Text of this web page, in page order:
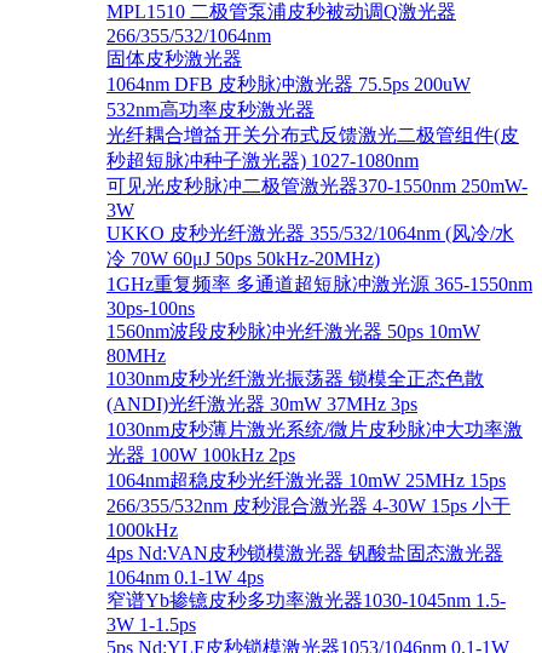
MPL1510 二极管泵浦皮秒被动调Q激光器
266/355/532/1064nm
固体皮秒激光器
1064nm DFB 皮秒脉冲激光器 75.5ps 200uW
532nm高功率皮秒激光器
光纤耦合增益开关分布式反馈激光二极管组件(皮
秒超短脉冲种子激光器) 1027-1080nm
可见光皮秒脉冲二极管激光器370-1550nm 250mW-
3W
UKKO 皮秒光纤激光器 355/532/1064nm (风冷/水
冷 70W 60μJ 50ps 50kHz-20MHz)
1GHz重复频率 多通道超短脉冲激光源 365-1550nm
30ps-100ns
1560nm波段皮秒脉冲光纤激光器 50ps 10mW
80MHz
1030nm皮秒光纤激光振荡器 锁模全正态色散
(ANDI)光纤激光器 30mW 37MHz 3ps
1030nm皮秒薄片激光系统/微片皮秒脉冲大功率激
光器 100W 100kHz 2ps
1064nm超稳皮秒光纤激光器 10mW 25MHz 15ps
266/355/532nm 皮秒混合激光器 4-30W 15ps 小于
1000kHz
4ps Nd:VAN皮秒锁模激光器 钒酸盐固态激光器
1064nm 0.1-1W 4ps
窄谱Yb掺镱皮秒多功率激光器1030-1045nm 1.5-
3W 1-1.5ps
5ps Nd:YLF皮秒锁模激光器1053/1046nm 0.1-1W